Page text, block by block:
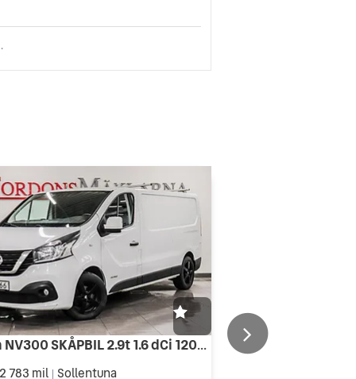
Nissan NV300 SKÅPBIL 2.9t 1.6 dCi 120HK VÄRMARE MOMS
783 mil Sollentuna